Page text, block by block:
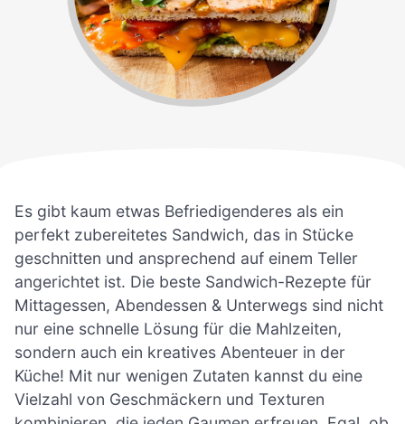
Es gibt kaum etwas Befriedigenderes als ein
perfekt zubereitetes Sandwich, das in Stücke
geschnitten und ansprechend auf einem Teller
angerichtet ist. Die beste Sandwich-Rezepte für
Mittagessen, Abendessen & Unterwegs sind nicht
nur eine schnelle Lösung für die Mahlzeiten,
sondern auch ein kreatives Abenteuer in der
Küche! Mit nur wenigen Zutaten kannst du eine
Vielzahl von Geschmäckern und Texturen